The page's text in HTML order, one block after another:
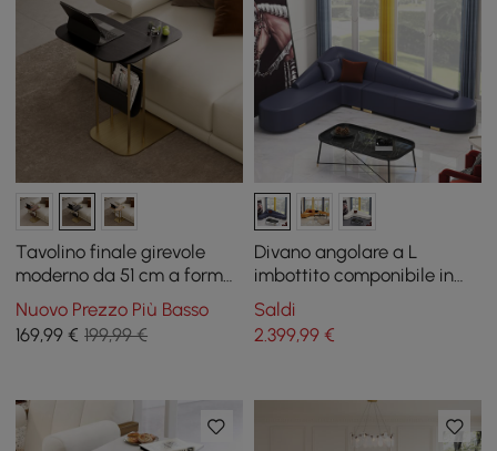
Tavolino finale girevole
moderno da 51 cm a forma
di C in nero e oro con
portariviste
Nuovo Prezzo Più Basso
169,99 € 199,99 €
Divano angolare a L
imbottito componibile in
ecopelle blu moderno
Saldi
2.399,99€